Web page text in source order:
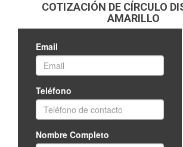
COTIZACIÓN DE CÍRCULO
AMARILLO